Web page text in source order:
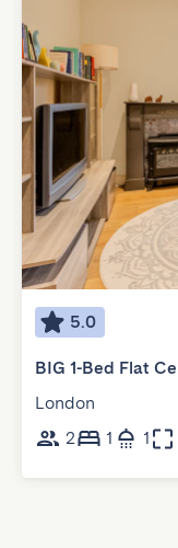
5.0
London
2
1 1